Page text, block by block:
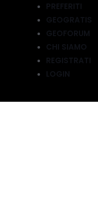
PREFERITI
GEOGRATIS
GEOFORUM
CHI SIAMO
REGISTRATI
LOGIN